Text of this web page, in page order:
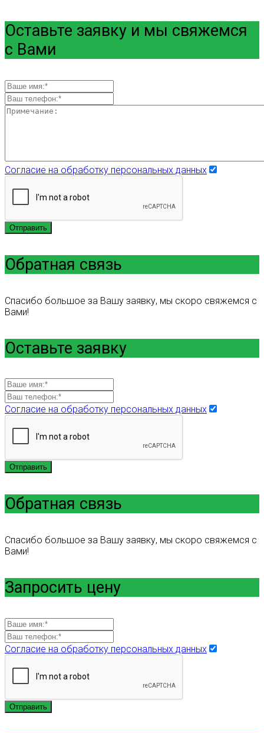
Оставьте заявку и мы свяжемся
с Вами
Согласие на обработку персональных данных
Отправить
Обратная связь
Спасибо большое за Вашу заявку, мы скоро свяжемся с
Вами!
Оставьте заявку
Согласие на обработку персональных данных
Отправить
Обратная связь
Спасибо большое за Вашу заявку, мы скоро свяжемся с
Вами!
Запросить цену
Согласие на обработку персональных данных
Отправить